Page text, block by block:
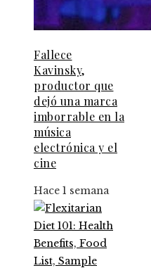
Fallece
Kavinsky,
productor que
dejó una marca
imborrable en la
música
electrónica y el
cine
Hace 1 semana